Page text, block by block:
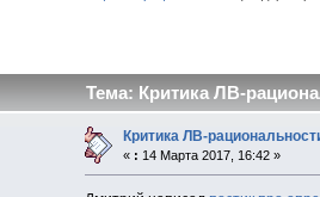
Тема: Критика ЛВ-
Критика ЛВ-
« : 14 Марта 2017, 16:42 »